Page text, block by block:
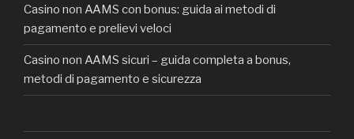
Casino non AAMS con bonus: guida ai metodi di
pagamento e prelievi veloci
Casino non AAMS sicuri – guida completa a bonus,
metodi di pagamento e sicurezza